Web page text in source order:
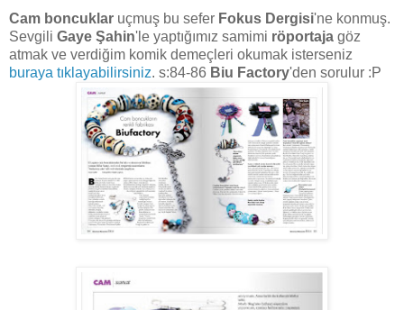
Cam boncuklar uçmuş bu sefer Fokus Dergisi'ne konmuş.
Sevgili Gaye Şahin'le yaptığımız samimi röportaja göz
atmak ve verdiğim komik demeçleri okumak isterseniz
buraya tıklayabilirsiniz. s:84-86 Biu Factory'den sorulur :P